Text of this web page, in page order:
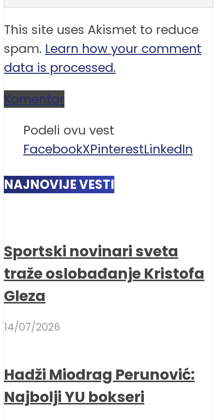
This site uses Akismet to reduce
spam. Learn how your comment
data is processed.
Komentar
Podeli ovu vest
FacebookXPinterestLinkedIn
NAJNOVIJE VESTI
Sportski novinari sveta
traže oslobađanje Kristofa
Gleza
14/07/2026
Hadži Miodrag Perunović:
Najbolji YU bokseri